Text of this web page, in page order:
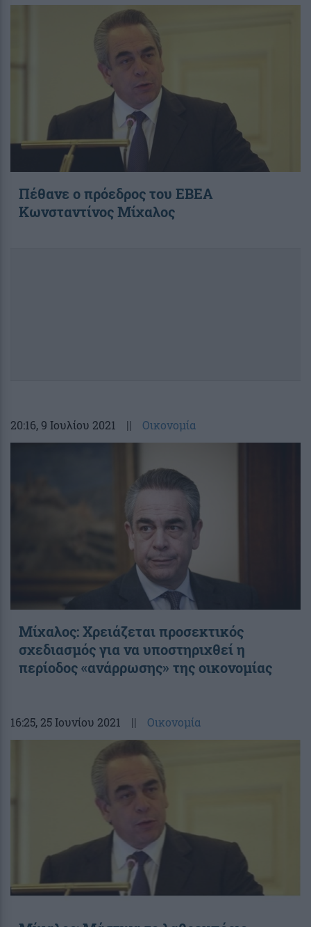
Πέθανε ο πρόεδρος του ΕΒΕΑ
Κωνσταντίνος Μίχαλος
20:16, 9 Ιουλίου 2021 || Οικονομία
Μίχαλος: Χρειάζεται προσεκτικός
σχεδιασμός για να υποστηριχθεί η
περίοδος «ανάρρωσης» της οικονομίας
16:25, 25 Ιουνίου 2021 || Οικονομία